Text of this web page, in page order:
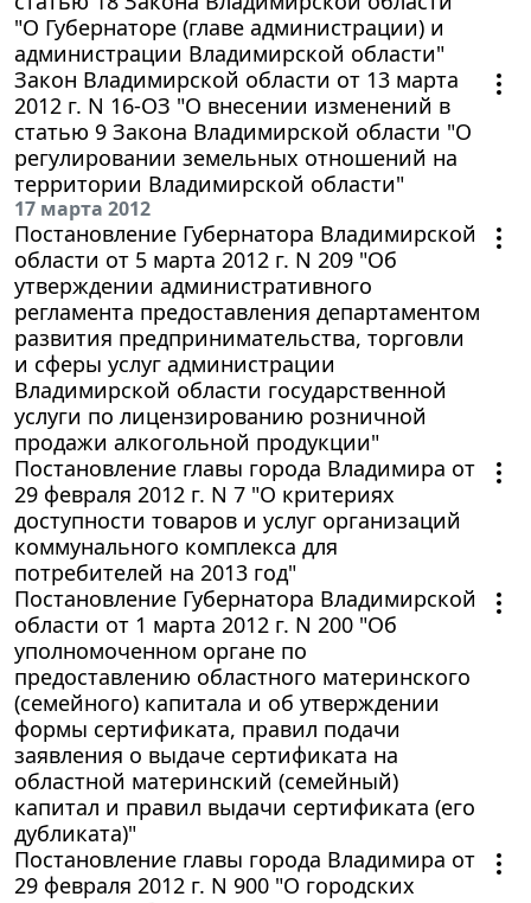
"О Губернаторе (главе администрации) и
администрации Владимирской области"
Закон Владимирской области от 13 марта
2012 г. N 16-ОЗ "О внесении изменений в
статью 9 Закона Владимирской области "О
регулировании земельных отношений на
территории Владимирской области"
17 марта 2012
Постановление Губернатора Владимирской
области от 5 марта 2012 г. N 209 "Об
утверждении административного
регламента предоставления департаментом
развития предпринимательства, торговли
и сферы услуг администрации
Владимирской области государственной
услуги по лицензированию розничной
продажи алкогольной продукции"
Постановление главы города Владимира от
29 февраля 2012 г. N 7 "О критериях
доступности товаров и услуг организаций
коммунального комплекса для
потребителей на 2013 год"
Постановление Губернатора Владимирской
области от 1 марта 2012 г. N 200 "Об
уполномоченном органе по
предоставлению областного материнского
(семейного) капитала и об утверждении
формы сертификата, правил подачи
заявления о выдаче сертификата на
областной материнский (семейный)
капитал и правил выдачи сертификата (его
дубликата)"
Постановление главы города Владимира от
29 февраля 2012 г. N 900 "О городских